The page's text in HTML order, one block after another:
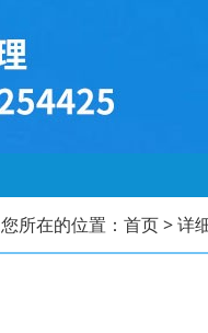
您所在的位置： 首页> 详